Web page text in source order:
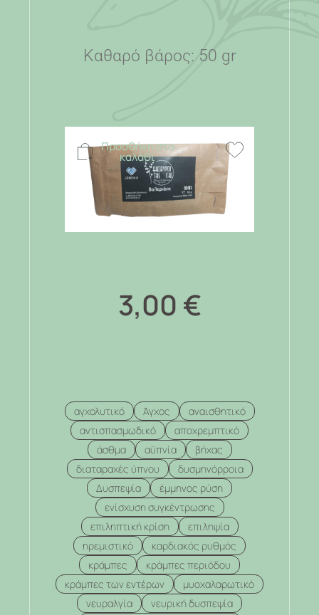
Καθαρό βάρος: 50 gr
Προσθήκη στο
καλάθι
3,00 €
αγχολυτικό Άγχος
αναισθητικό
αντισπασμωδικό
αποχρεμπτικό
άσθμα
αϋπνία
βήχας
διαταραχές ύπνου
δυσμηνόρροια
Δυσπεψία
έμμηνος ρύση
ενίσχυση συγκέντρωσης
επιληπτική κρίση
επιληψία
ηρεμιστικό
καρδιακός ρυθμός
κράμπες
κράμπες περιόδου
κράμπες των εντέρων
μυοχαλαρωτικό
νευραλγία
νευρική δυσπεψία